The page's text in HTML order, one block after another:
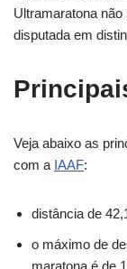
Ultramaratona
disputada em
Veja abaixo as
com a IAAF:
distância de
o máximo de
maratona é de